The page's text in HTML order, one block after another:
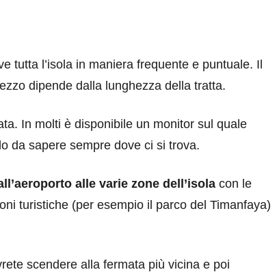
tutta l’isola in maniera frequente e puntuale. Il
dipende dalla lunghezza della tratta.
In molti è disponibile un monitor sul quale
da sapere sempre dove ci si trova.
alle varie zone dell’isola con le
turistiche (per esempio il parco del Timanfaya)
scendere alla fermata più vicina e poi